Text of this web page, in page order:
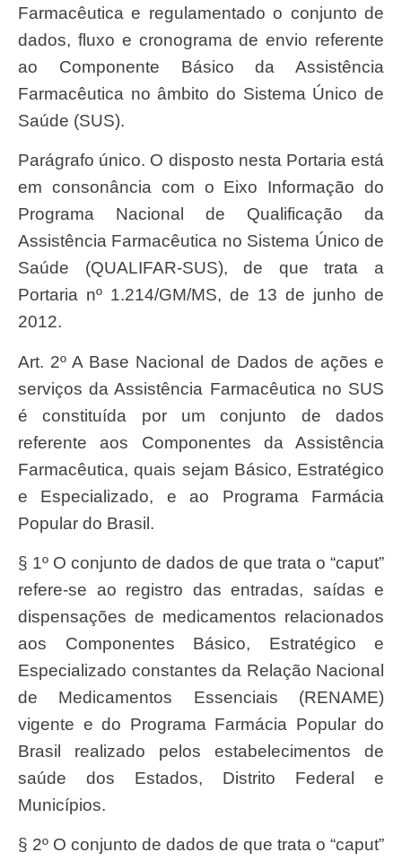
Farmacêutica e regulamentado o conjunto de
dados, fluxo e cronograma de envio referente
ao Componente Básico da Assistência
Farmacêutica no âmbito do Sistema Único de
Saúde (SUS).
Parágrafo único. O disposto nesta Portaria está
em consonância com o Eixo Informação do
Programa Nacional de Qualificação da
Assistência Farmacêutica no Sistema Único de
Saúde (QUALIFAR-SUS), de que trata a
Portaria nº 1.214/GM/MS, de 13 de junho de
2012.
Art. 2º A Base Nacional de Dados de ações e
serviços da Assistência Farmacêutica no SUS
é constituída por um conjunto de dados
referente aos Componentes da Assistência
Farmacêutica, quais sejam Básico, Estratégico
e Especializado, e ao Programa Farmácia
Popular do Brasil.
§ 1º O conjunto de dados de que trata o “caput”
refere-se ao registro das entradas, saídas e
dispensações de medicamentos relacionados
aos Componentes Básico, Estratégico e
Especializado constantes da Relação Nacional
de Medicamentos Essenciais (RENAME)
vigente e do Programa Farmácia Popular do
Brasil realizado pelos estabelecimentos de
saúde dos Estados, Distrito Federal e
Municípios.
§ 2º O conjunto de dados de que trata o “caput”